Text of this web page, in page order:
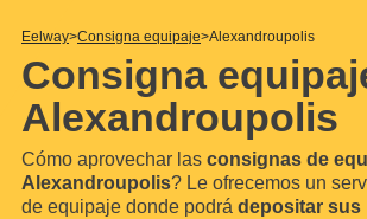
Eelway Consigna equipaje Alexandroupolis
Consigna
Alexandroupolis
Cómo aprovechar las consignas de
Alexandroupolis? Le ofrecemos un
de equipaje donde podrá depositar sus